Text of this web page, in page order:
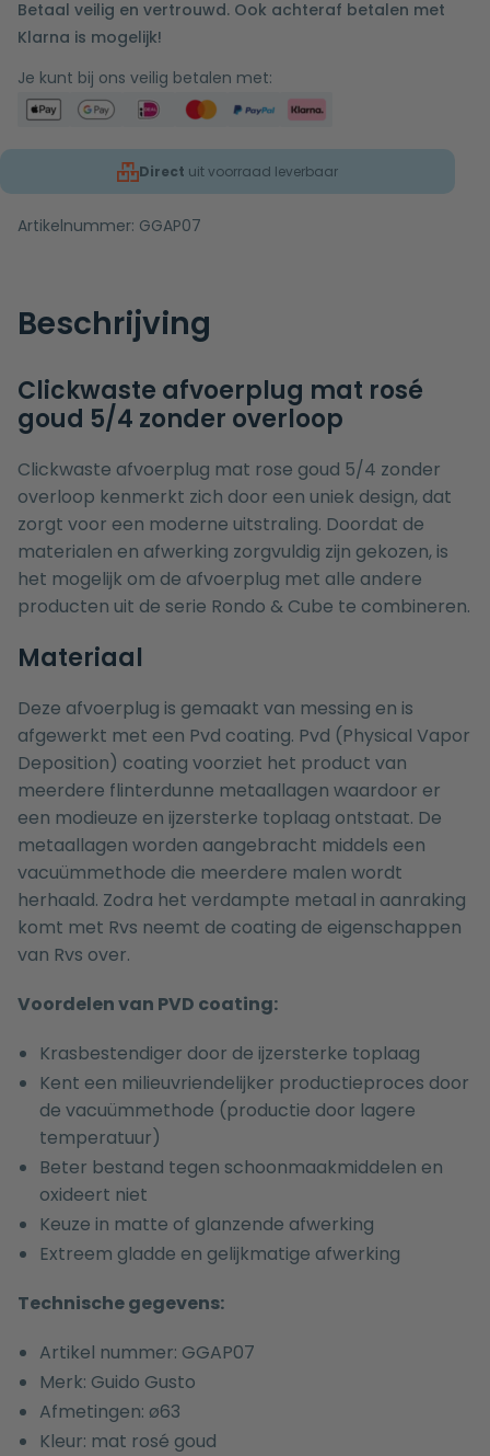
Betaal veilig en vertrouwd. Ook achteraf betalen met
Klarna is mogelijk!
Je kunt bij ons veilig betalen met:
Direct uit voorraad leverbaar
Artikelnummer: GGAP07
Beschrijving
Clickwaste afvoerplug mat rosé
goud 5/4 zonder overloop
Clickwaste afvoerplug mat rose goud 5/4 zonder
overloop kenmerkt zich door een uniek design, dat
zorgt voor een moderne uitstraling. Doordat de
materialen en afwerking zorgvuldig zijn gekozen, is
het mogelijk om de afvoerplug met alle andere
producten uit de serie Rondo & Cube te combineren.
Materiaal
Deze afvoerplug is gemaakt van messing en is
afgewerkt met een Pvd coating. Pvd (Physical Vapor
Deposition) coating voorziet het product van
meerdere flinterdunne metaallagen waardoor er
een modieuze en ijzersterke toplaag ontstaat. De
metaallagen worden aangebracht middels een
vacuümmethode die meerdere malen wordt
herhaald. Zodra het verdampte metaal in aanraking
komt met Rvs neemt de coating de eigenschappen
van Rvs over.
Voordelen van PVD coating:
Krasbestendiger door de ijzersterke toplaag
Kent een milieuvriendelijker productieproces door
de vacuümmethode (productie door lagere
temperatuur)
Beter bestand tegen schoonmaakmiddelen en
oxideert niet
Keuze in matte of glanzende afwerking
Extreem gladde en gelijkmatige afwerking
Technische gegevens:
Artikel nummer: GGAP07
Merk: Guido Gusto
Afmetingen: ø63
Kleur: mat rosé goud